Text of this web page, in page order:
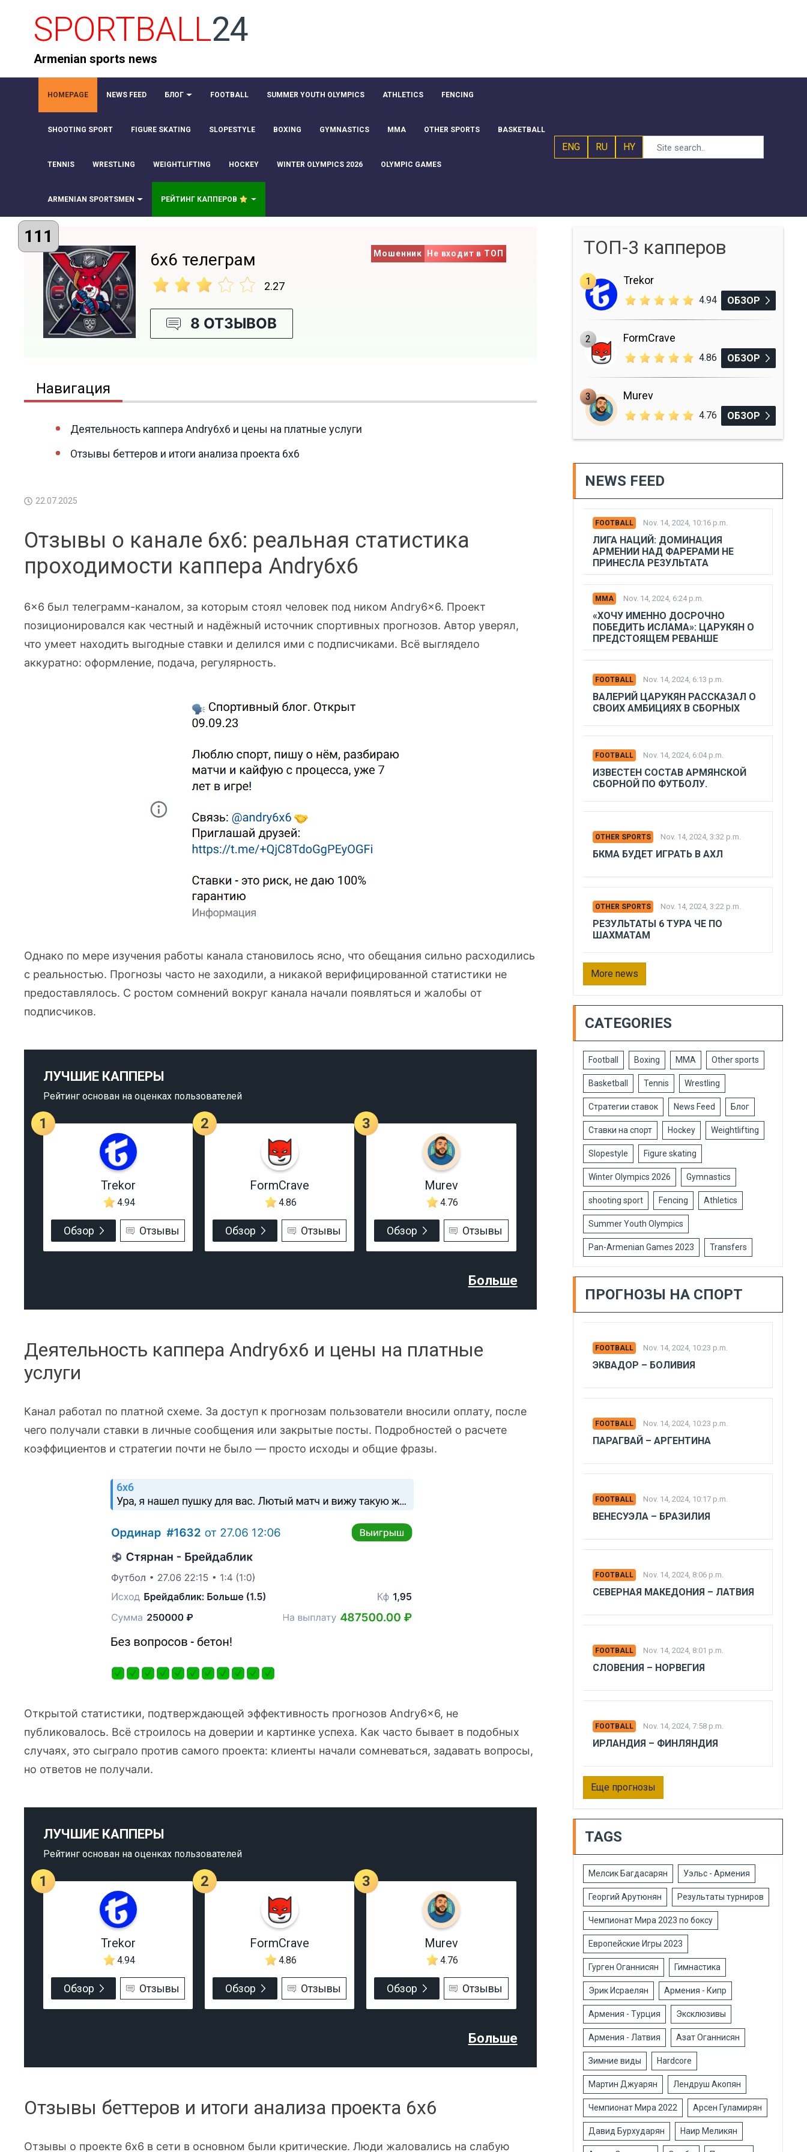
SPORTBALL24
Armenian sports news
HOMEPAGE NEWS FEED БЛОГ FOOTBALL SUMMER YOUTH OLYMPICS ATHLETICS FENCING
SHOOTING SPORT FIGURE SKATING SLOPESTYLE BOXING GYMNASTICS MMA OTHER SPORTS BASKETBALL
TENNIS WRESTLING WEIGHTLIFTING HOCKEY WINTER OLYMPICS 2026 OLYMPIC GAMES
ARMENIAN SPORTSMEN РЕЙТИНГ КАППЕРОВ
ENG RU HY
111
6x6 телеграм
2.27
Мошенник Не входит в ТОП
8 ОТЗЫВОВ
Навигация
Деятельность каппера Andry6x6 и цены на платные услуги
Отзывы беттеров и итоги анализа проекта 6x6
22.07.2025
Отзывы о канале 6x6: реальная статистика
проходимости каппера Andry6x6
6x6 был телеграмм-каналом, за которым стоял человек под ником Andry6x6. Проект
позиционировался как честный и надёжный источник спортивных прогнозов. Автор уверял,
что умеет находить выгодные ставки и делился ими с подписчиками. Всё выглядело
аккуратно: оформление, подача, регулярность.
Однако по мере изучения работы канала становилось ясно, что обещания сильно расходились
с реальностью. Прогнозы часто не заходили, а никакой верифицированной статистики не
предоставлялось. С ростом сомнений вокруг канала начали появляться и жалобы от
подписчиков.
ЛУЧШИЕ КАППЕРЫ
Рейтинг основан на оценках пользователей
1
Trekor
4.94
Обзор Отзывы
2
FormCrave
4.86
Обзор Отзывы
3
Murev
4.76
Обзор Отзывы
Больше
Деятельность каппера Andry6x6 и цены на платные
услуги
Канал работал по платной схеме. За доступ к прогнозам пользователи вносили оплату, после
чего получали ставки в личные сообщения или закрытые посты. Подробностей о расчете
коэффициентов и стратегии почти не было — просто исходы и общие фразы.
Открытой статистики, подтверждающей эффективность прогнозов Andry6x6, не
публиковалось. Всё строилось на доверии и картинке успеха. Как часто бывает в подобных
случаях, это сыграло против самого проекта: клиенты начали сомневаться, задавать вопросы,
но ответов не получали.
ЛУЧШИЕ КАППЕРЫ
Рейтинг основан на оценках пользователей
1
Trekor
4.94
Обзор Отзывы
2
FormCrave
4.86
Обзор Отзывы
3
Murev
4.76
Обзор Отзывы
Больше
Отзывы беттеров и итоги анализа проекта 6x6
Отзывы о проекте 6x6 в сети в основном были критические. Люди жаловались на слабую
ТОП-3 капперов
1 Trekor
4.94 ОБЗОР
2 FormCrave
4.86 ОБЗОР
3 Murev
4.76 ОБЗОР
NEWS FEED
FOOTBALL Nov. 14, 2024, 10:16 p.m.
ЛИГА НАЦИЙ: ДОМИНАЦИЯ
АРМЕНИИ НАД ФАРЕРАМИ НЕ
ПРИНЕСЛА РЕЗУЛЬТАТА
MMA Nov. 14, 2024, 6:24 p.m.
«ХОЧУ ИМЕННО ДОСРОЧНО
ПОБЕДИТЬ ИСЛАМА»: ЦАРУКЯН О
ПРЕДСТОЯЩЕМ РЕВАНШЕ
FOOTBALL Nov. 14, 2024, 6:13 p.m.
ВАЛЕРИЙ ЦАРУКЯН РАССКАЗАЛ О
СВОИХ АМБИЦИЯХ В СБОРНЫХ
FOOTBALL Nov. 14, 2024, 6:04 p.m.
ИЗВЕСТЕН СОСТАВ АРМЯНСКОЙ
СБОРНОЙ ПО ФУТБОЛУ.
OTHER SPORTS Nov. 14, 2024, 3:32 p.m.
БКМА БУДЕТ ИГРАТЬ В АХЛ
OTHER SPORTS Nov. 14, 2024, 3:22 p.m.
РЕЗУЛЬТАТЫ 6 ТУРА ЧЕ ПО
ШАХМАТАМ
More news
CATEGORIES
Football Boxing MMA Other sports
Basketball Tennis Wrestling
Стратегии ставок News Feed Блог
Ставки на спорт Hockey Weightlifting
Slopestyle Figure skating
Winter Olympics 2026 Gymnastics
shooting sport Fencing Athletics
Summer Youth Olympics
Pan-Armenian Games 2023 Transfers
ПРОГНОЗЫ НА СПОРТ
FOOTBALL Nov. 14, 2024, 10:23 p.m.
ЭКВАДОР – БОЛИВИЯ
FOOTBALL Nov. 14, 2024, 10:23 p.m.
ПАРАГВАЙ – АРГЕНТИНА
FOOTBALL Nov. 14, 2024, 10:17 p.m.
ВЕНЕСУЭЛА – БРАЗИЛИЯ
FOOTBALL Nov. 14, 2024, 8:06 p.m.
СЕВЕРНАЯ МАКЕДОНИЯ – ЛАТВИЯ
FOOTBALL Nov. 14, 2024, 8:01 p.m.
СЛОВЕНИЯ – НОРВЕГИЯ
FOOTBALL Nov. 14, 2024, 7:58 p.m.
ИРЛАНДИЯ – ФИНЛЯНДИЯ
Еще прогнозы
TAGS
Мелсик Багдасарян Уэльс - Армения
Георгий Арутюнян Результаты турниров
Чемпионат Мира 2023 по боксу
Европейские Игры 2023
Гурген Оганнисян Гимнастика
Эрик Исраелян Армения - Кипр
Армения - Турция Эксклюзивы
Армения - Латвия Азат Оганнисян
Зимние виды Hardcore
Мартин Джуарян Лендруш Акопян
Чемпионат Мира 2022 Арсен Гуламирян
Давид Бурхударян Наир Меликян